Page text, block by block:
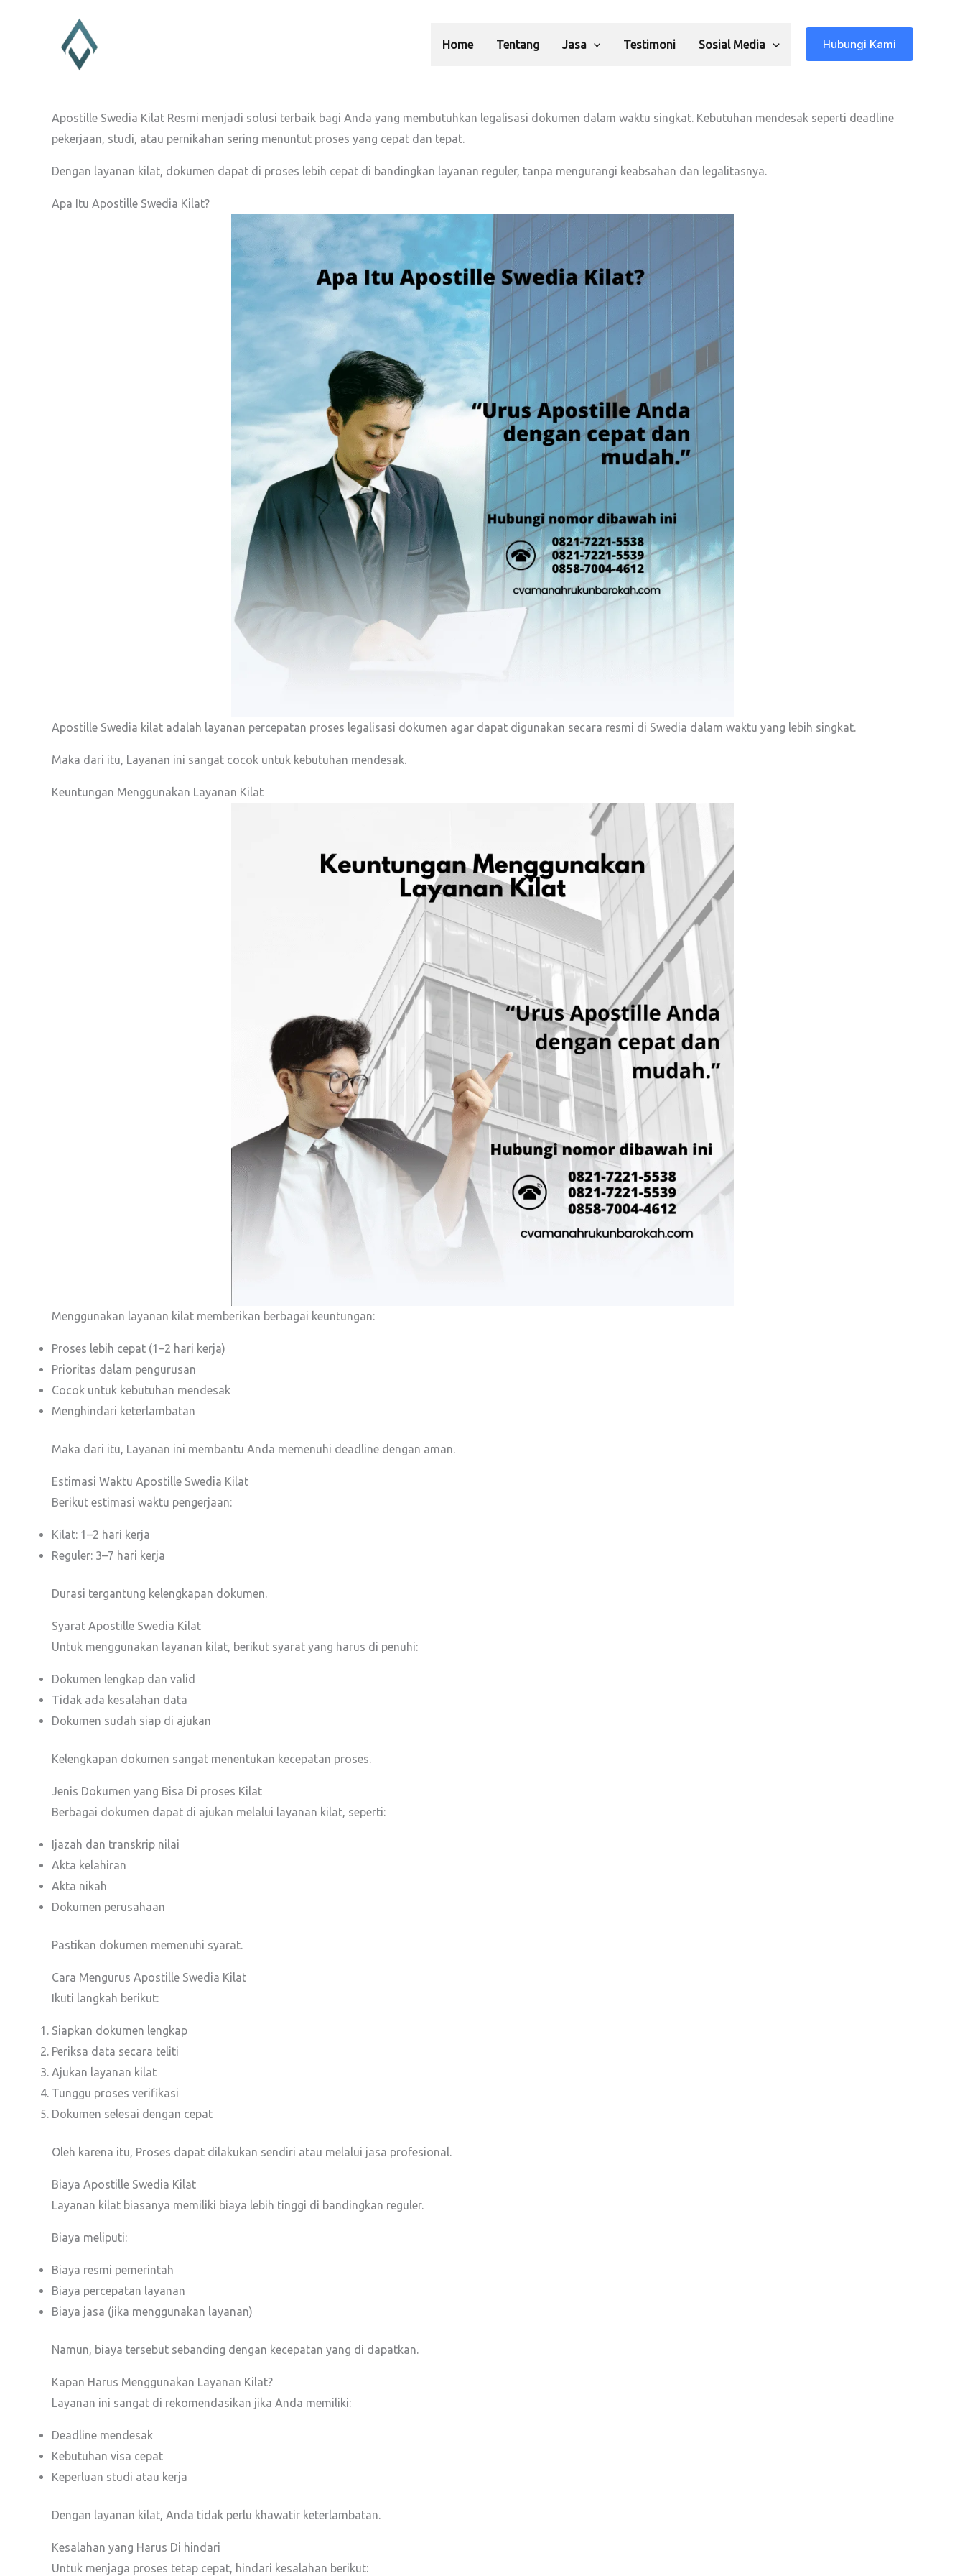
Home Tentang Jasa Testimoni Sosial Media Hubungi Kami
Apostille Swedia Kilat Resmi menjadi solusi terbaik bagi Anda yang membutuhkan legalisasi dokumen dalam waktu singkat. Kebutuhan mendesak seperti deadline
pekerjaan, studi, atau pernikahan sering menuntut proses yang cepat dan tepat.
Dengan layanan kilat, dokumen dapat di proses lebih cepat di bandingkan layanan reguler, tanpa mengurangi keabsahan dan legalitasnya.
Apa Itu Apostille Swedia Kilat?
Apostille Swedia kilat adalah layanan percepatan proses legalisasi dokumen agar dapat digunakan secara resmi di Swedia dalam waktu yang lebih singkat.
Maka dari itu, Layanan ini sangat cocok untuk kebutuhan mendesak.
Keuntungan Menggunakan Layanan Kilat
Menggunakan layanan kilat memberikan berbagai keuntungan:
Proses lebih cepat (1–2 hari kerja)
Prioritas dalam pengurusan
Cocok untuk kebutuhan mendesak
Menghindari keterlambatan
Maka dari itu, Layanan ini membantu Anda memenuhi deadline dengan aman.
Estimasi Waktu Apostille Swedia Kilat
Berikut estimasi waktu pengerjaan:
Kilat: 1–2 hari kerja
Reguler: 3–7 hari kerja
Durasi tergantung kelengkapan dokumen.
Syarat Apostille Swedia Kilat
Untuk menggunakan layanan kilat, berikut syarat yang harus di penuhi:
Dokumen lengkap dan valid
Tidak ada kesalahan data
Dokumen sudah siap di ajukan
Kelengkapan dokumen sangat menentukan kecepatan proses.
Jenis Dokumen yang Bisa Di proses Kilat
Berbagai dokumen dapat di ajukan melalui layanan kilat, seperti:
Ijazah dan transkrip nilai
Akta kelahiran
Akta nikah
Dokumen perusahaan
Pastikan dokumen memenuhi syarat.
Cara Mengurus Apostille Swedia Kilat
Ikuti langkah berikut:
Siapkan dokumen lengkap
Periksa data secara teliti
Ajukan layanan kilat
Tunggu proses verifikasi
Dokumen selesai dengan cepat
Oleh karena itu, Proses dapat dilakukan sendiri atau melalui jasa profesional.
Biaya Apostille Swedia Kilat
Layanan kilat biasanya memiliki biaya lebih tinggi di bandingkan reguler.
Biaya meliputi:
Biaya resmi pemerintah
Biaya percepatan layanan
Biaya jasa (jika menggunakan layanan)
Namun, biaya tersebut sebanding dengan kecepatan yang di dapatkan.
Kapan Harus Menggunakan Layanan Kilat?
Layanan ini sangat di rekomendasikan jika Anda memiliki:
Deadline mendesak
Kebutuhan visa cepat
Keperluan studi atau kerja
Dengan layanan kilat, Anda tidak perlu khawatir keterlambatan.
Kesalahan yang Harus Di hindari
Untuk menjaga proses tetap cepat, hindari kesalahan berikut: